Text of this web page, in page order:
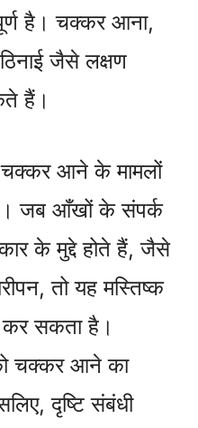
है। चक्कर आना,
जैसे लक्षण
हैं।
चक्कर आने के मामलों
जब आँखों के संपर्क
के मुद्दे होते हैं, जैसे
तो यह मस्तिष्क
सकता है।
चक्कर आने का
दृष्टि संबंधी